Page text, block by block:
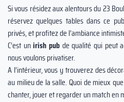
Si vous résidez aux alentours du 23
réservez quelques tables dans ce
privés, et profitez de l’ambiance
C’est unirish pub de qualité qui peut
nous voulons privatiser.
A l’intérieur, vous y trouverez des
au milieu de la salle. Quoi de mieux
chanter, jouer et regarder un match en